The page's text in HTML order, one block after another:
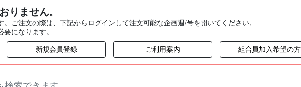
りません。
ご注文の際は、下記からログインして注文可能な企画週/号を開いてください。
になります。
新規会員登録 ご利用案内 組合員加入希望の方